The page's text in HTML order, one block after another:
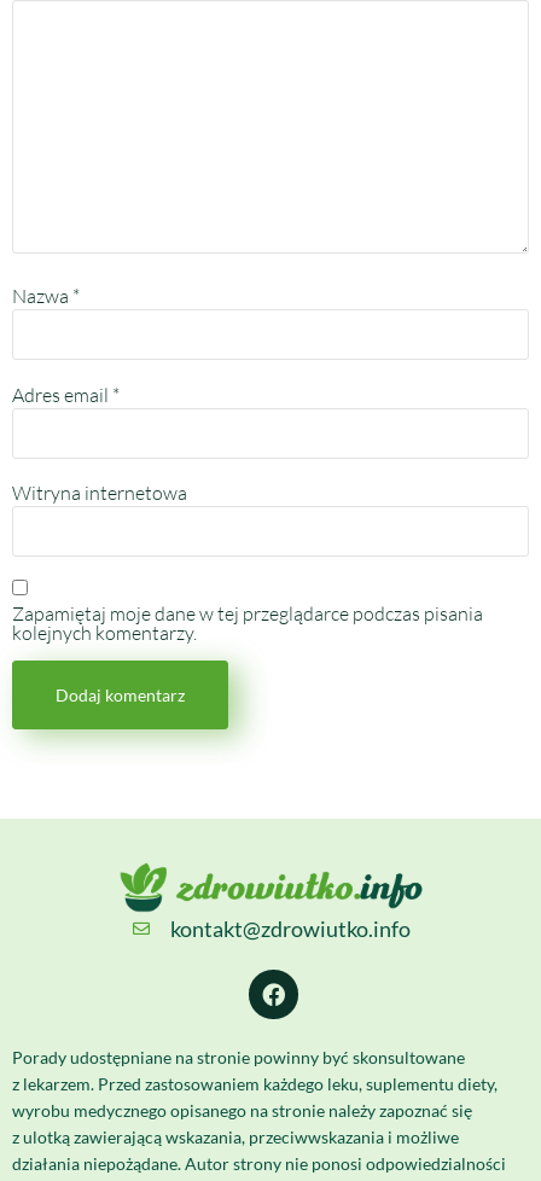
Nazwa *
Adres email *
Witryna internetowa
Zapamiętaj moje dane w tej przeglądarce podczas pisania
kolejnych komentarzy.
kontakt@zdrowiutko.info
Porady udostępniane na stronie powinny być skonsultowane
z lekarzem. Przed zastosowaniem każdego leku, suplementu diety,
wyrobu medycznego opisanego na stronie należy zapoznać się
z ulotką zawierającą wskazania, przeciwwskazania i możliwe
działania niepożądane. Autor strony nie ponosi odpowiedzialności